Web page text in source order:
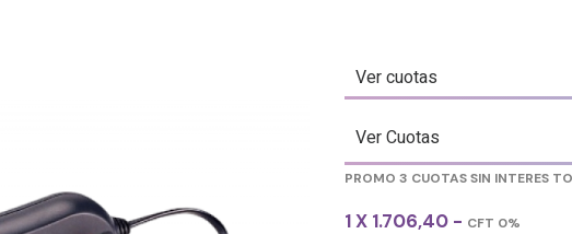
Ver cuotas
Ver Cuotas
PROMO 3 CUOTAS SIN INTERES
1 X 1.706,40 - CFT 0%